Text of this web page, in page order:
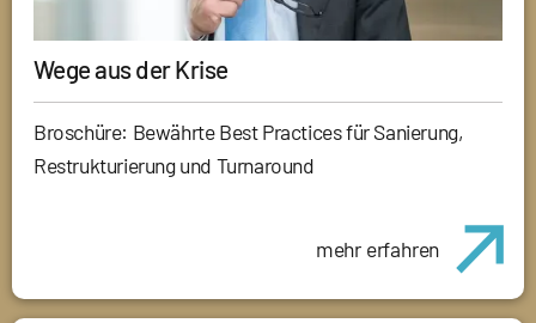
Wege aus der Krise
Broschüre: Bewährte Best Practices für Sanierung,
Restrukturierung und Turnaround
mehr erfahren